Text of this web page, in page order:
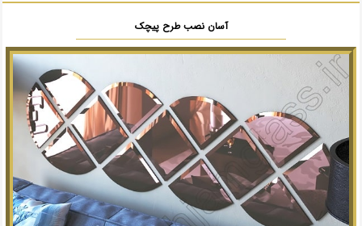
آسان نصب طرح پیچک